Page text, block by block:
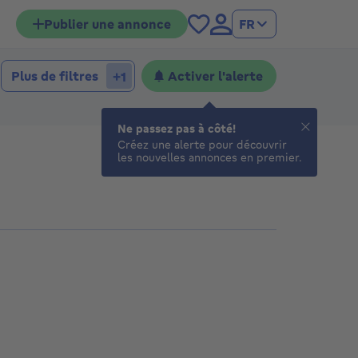
Publier une annonce FR
Plus de filtres +1 Activer l'alerte
Ne passez pas à côté!
Créez une alerte pour découvrir
les nouvelles annonces en premier.